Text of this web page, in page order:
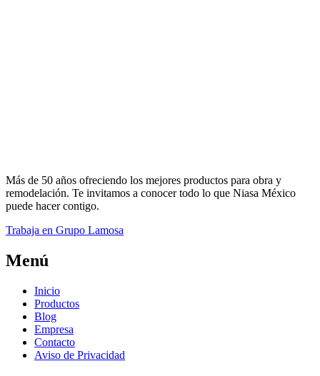
Más de 50 años ofreciendo los mejores productos para obra y
remodelación. Te invitamos a conocer todo lo que Niasa México
puede hacer contigo.
Trabaja en Grupo Lamosa
Menú
Inicio
Productos
Blog
Empresa
Contacto
Aviso de Privacidad